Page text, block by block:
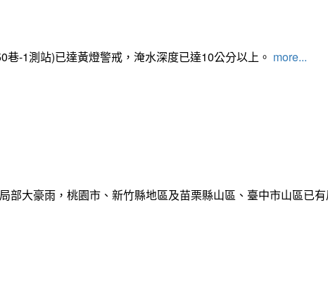
-1測站)已達黃燈警戒，淹水深度已達10公分以上。​​​ more...
部大豪雨，桃園市、新竹縣地區及苗栗縣山區、臺中市山區已